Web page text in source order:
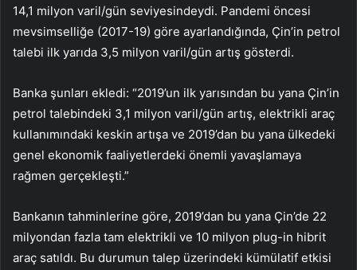
14,1 milyon varil/gün seviyesindeydi. Pandemi öncesi
mevsimselliğe (2017-19) göre ayarlandığında, Çin’in petrol
talebi ilk yarıda 3,5 milyon varil/gün artış gösterdi.
Banka şunları ekledi: “2019’un ilk yarısından bu yana Çin’in
petrol talebindeki 3,1 milyon varil/gün artış, elektrikli araç
kullanımındaki keskin artışa ve 2019’dan bu yana ülkedeki
genel ekonomik faaliyetlerdeki önemli yavaşlamaya
rağmen gerçekleşti.”
Bankanın tahminlerine göre, 2019’dan bu yana Çin’de 22
milyondan fazla tam elektrikli ve 10 milyon plug-in hibrit
araç satıldı. Bu durumun talep üzerindeki kümülatif etkisi